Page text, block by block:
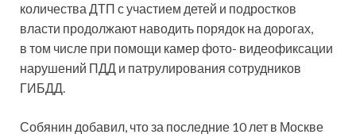
количества ДТП с участием детей и подростков
власти продолжают наводить порядок на дорогах,
в том числе при помощи камер фото- видеофиксации
нарушений ПДД и патрулирования сотрудников
ГИБДД.
Собянин добавил, что за последние 10 лет в Москве